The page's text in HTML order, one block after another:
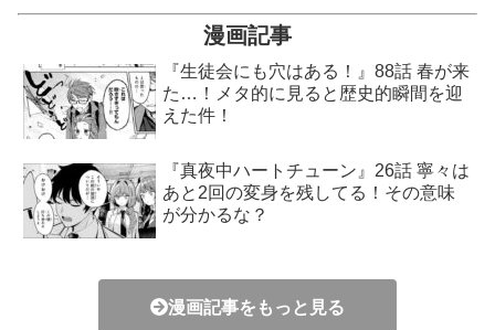
漫画記事
『生徒会にも穴はある！』88話 春が来
た…！メタ的に見ると歴史的瞬間を迎
えた件！
『真夜中ハートチューン』26話 寧々は
あと2回の変身を残してる！その意味
が分かるな？
漫画記事をもっと見る